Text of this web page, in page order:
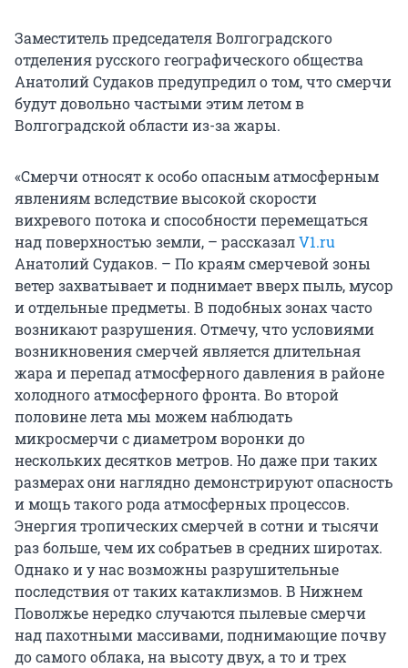
Заместитель председателя Волгоградского
отделения русского географического общества
Анатолий Судаков предупредил о том, что смерчи
будут довольно частыми этим летом в
Волгоградской области из-за жары.
«Смерчи относят к особо опасным атмосферным
явлениям вследствие высокой скорости
вихревого потока и способности перемещаться
над поверхностью земли, – рассказалV1.ru
Анатолий Судаков. – По краям смерчевой зоны
ветер захватывает и поднимает вверх пыль, мусор
и отдельные предметы. В подобных зонах часто
возникают разрушения. Отмечу, что условиями
возникновения смерчей является длительная
жара и перепад атмосферного давления в районе
холодного атмосферного фронта. Во второй
половине лета мы можем наблюдать
микросмерчи с диаметром воронки до
нескольких десятков метров. Но даже при таких
размерах они наглядно демонстрируют опасность
и мощь такого рода атмосферных процессов.
Энергия тропических смерчей в сотни и тысячи
раз больше, чем их собратьев в средних широтах.
Однако и у нас возможны разрушительные
последствия от таких катаклизмов. В Нижнем
Поволжье нередко случаются пылевые смерчи
над пахотными массивами, поднимающие почву
до самого облака, на высоту двух, а то и трех